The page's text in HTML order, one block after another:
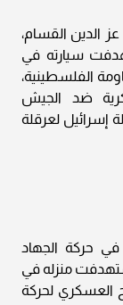
عز الدين القسام،
سيارته في
الفلسطينية،
ضد الجيش
إسرائيل لعرقلة
في حركة الجهاد
منزله في
العسكري لحركة